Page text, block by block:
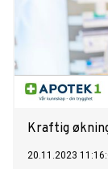
Kraftig
20.11.2023